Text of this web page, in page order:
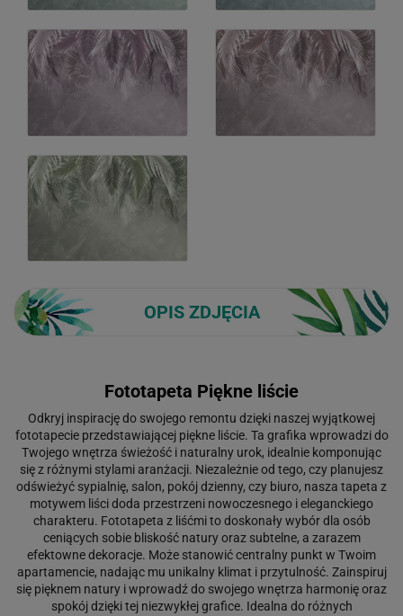
OPIS ZDJĘCIA
Fototapeta Piękne liście
Odkryj inspirację do swojego remontu dzięki naszej wyjątkowej
fototapecie przedstawiającej piękne liście. Ta grafika wprowadzi do
Twojego wnętrza świeżość i naturalny urok, idealnie komponując
się z różnymi stylami aranżacji. Niezależnie od tego, czy planujesz
odświeżyć sypialnię, salon, pokój dzienny, czy biuro, nasza tapeta z
motywem liści doda przestrzeni nowoczesnego i eleganckiego
charakteru. Fototapeta z liśćmi to doskonały wybór dla osób
ceniących sobie bliskość natury oraz subtelne, a zarazem
efektowne dekoracje. Może stanowić centralny punkt w Twoim
apartamencie, nadając mu unikalny klimat i przytulność. Zainspiruj
się pięknem natury i wprowadź do swojego wnętrza harmonię oraz
spokój dzięki tej niezwykłej grafice. Idealna do różnych